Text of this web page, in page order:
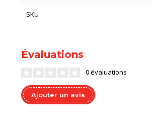
SKU
Évaluations
0 évaluations
Ajouter un avis